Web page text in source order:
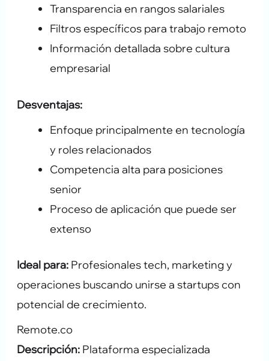
Transparencia en rangos salariales
Filtros específicos para trabajo remoto
Información detallada sobre cultura
empresarial
Desventajas:
Enfoque principalmente en tecnología
y roles relacionados
Competencia alta para posiciones
senior
Proceso de aplicación que puede ser
extenso
Ideal para: Profesionales tech, marketing y
operaciones buscando unirse a startups con
potencial de crecimiento.
Remote.co
Descripción: Plataforma especializada